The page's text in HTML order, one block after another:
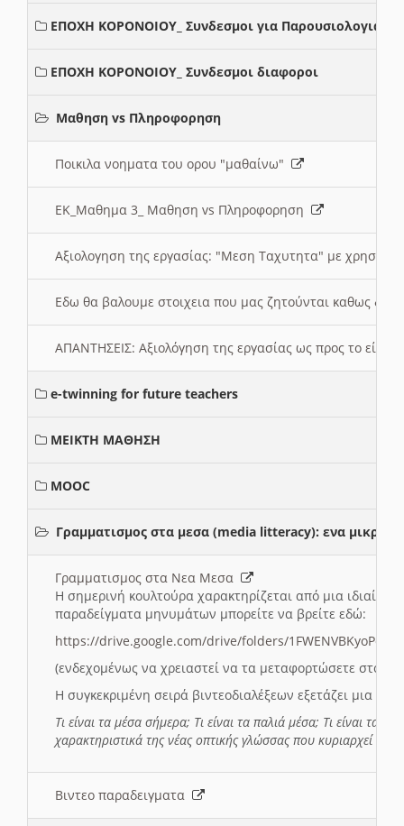
ΕΠΟΧΗ ΚΟΡΟΝΟΙΟΥ_ Συνδεσμοι για Παρουσιολογια
ΕΠΟΧΗ ΚΟΡΟΝΟΙΟΥ_ Συνδεσμοι διαφοροι
Μαθηση vs Πληροφορηση
Ποικιλα νοηματα του ορου "μαθαίνω"
ΕΚ_Μαθημα 3_ Μαθηση vs Πληροφορηση
Αξιολογηση της εργασίας: "Μεση Ταχυτητα" με χρηση
Εδω θα βαλουμε στοιχεια που μας ζητούνται καθως
ΑΠΑΝΤΗΣΕΙΣ: Αξιολόγηση της εργασίας ως προς το
e-twinning for future teachers
ΜΕΙΚΤΗ ΜΑΘΗΣΗ
MOOC
Γραμματισμος στα μεσα (media litteracy): ενα μικρο
Γραμματισμος στα Νεα Μεσα
Η σημερινή κουλτούρα χαρακτηρίζεται από μια
παραδείγματα μηνυμάτων μπορείτε να βρείτε εδώ:
https://drive.google.com/drive/folders/
(ενδεχομένως να χρειαστεί να τα μεταφορτώσετε στο
Η συγκεκριμένη σειρά βιντεοδιαλέξεων εξετάζει μια
Τι είναι τα μέσα σήμερα; Τι είναι τα παλιά μέσα; Τι είναι τα
χαρακτηριστικά της νέας οπτικής γλώσσας που κυριαρχεί
Βιντεο παραδειγματα